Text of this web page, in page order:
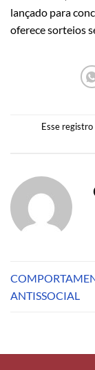
lançado para
oferece sorteios
Esse
ANTISSOCIAL